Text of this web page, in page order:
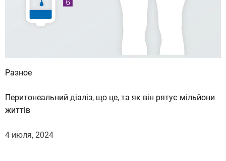
Разное
Перитонеальний діаліз, що це, та як він рятує мільйони
життів
4 июля, 2024